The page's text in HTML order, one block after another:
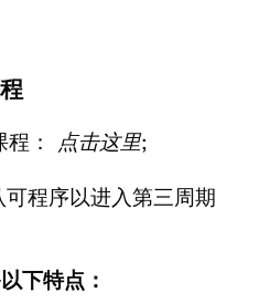
： 点击这里;
程序以进入第三周期
下特点：